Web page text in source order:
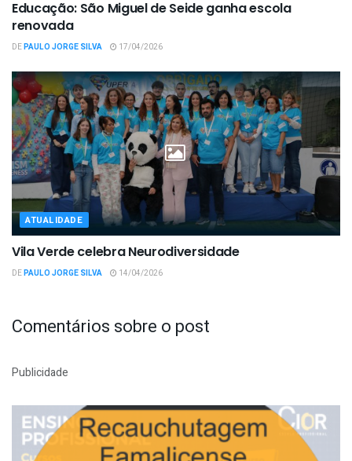
Educação: São Miguel de Seide ganha escola
renovada
DEPAULO JORGE SILVA 17/04/2026
ATUALIDADE
Vila Verde celebra Neurodiversidade
DEPAULO JORGE SILVA 14/04/2026
Comentários sobre o post
Publicidade